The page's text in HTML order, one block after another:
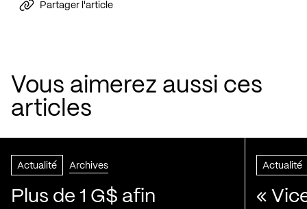
Partager l'article
Vous aimerez aussi ces
articles
Actualité Archives
Plus de 1 G$ afin
Actualité
«